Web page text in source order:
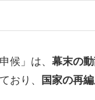
候」は、 幕末の
おり、
国家の再